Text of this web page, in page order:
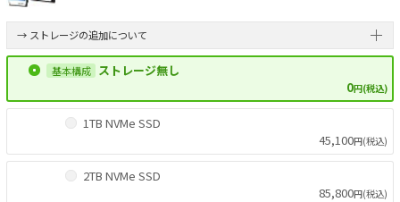
→ ストレージの追加について
ストレージ無し
0円(税込)
1TB NVMe SSD
45,100円(税込)
2TB NVMe SSD
85,800円(税込)